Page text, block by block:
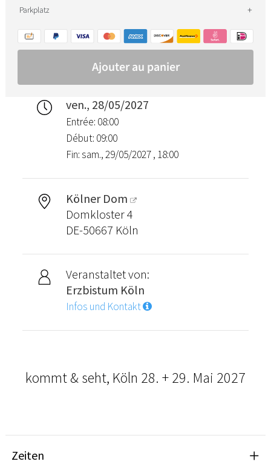
ven., 28/05/2027
Entrée: 08:00
Début: 09:00
Fin: sam., 29/05/2027 , 18:00
Kölner Dom
Domkloster 4
DE-50667 Köln
Veranstaltet von:
Erzbistum Köln
Infos und Kontakt
kommt & seht, Köln 28. + 29. Mai 2027
Zeiten